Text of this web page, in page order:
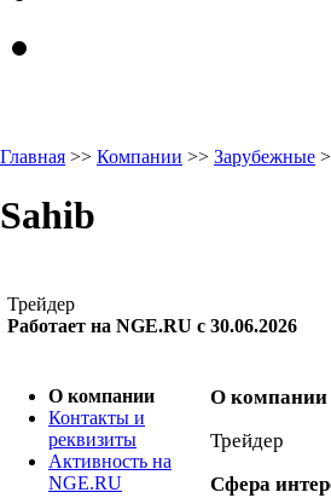
Главная >> Компании >> Зарубежные
Sahib
Трейдер
Работает на NGE.RU с 30.06.2026
О компании
Контакты и
реквизиты
Активность на
NGE.RU
О компании
Трейдер
Сфера